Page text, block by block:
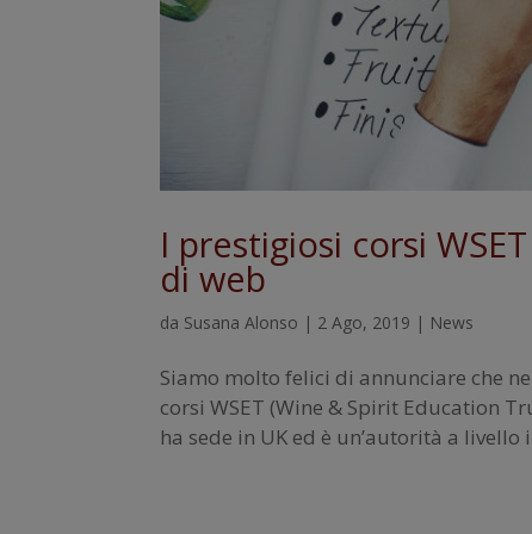
I prestigiosi corsi
di web
da Susana Alonso | 2 Ago, 2019 | News
Siamo molto felici di annunciare che
corsi WSET (Wine & Spirit Education
ha sede in UK ed è un’autorità a